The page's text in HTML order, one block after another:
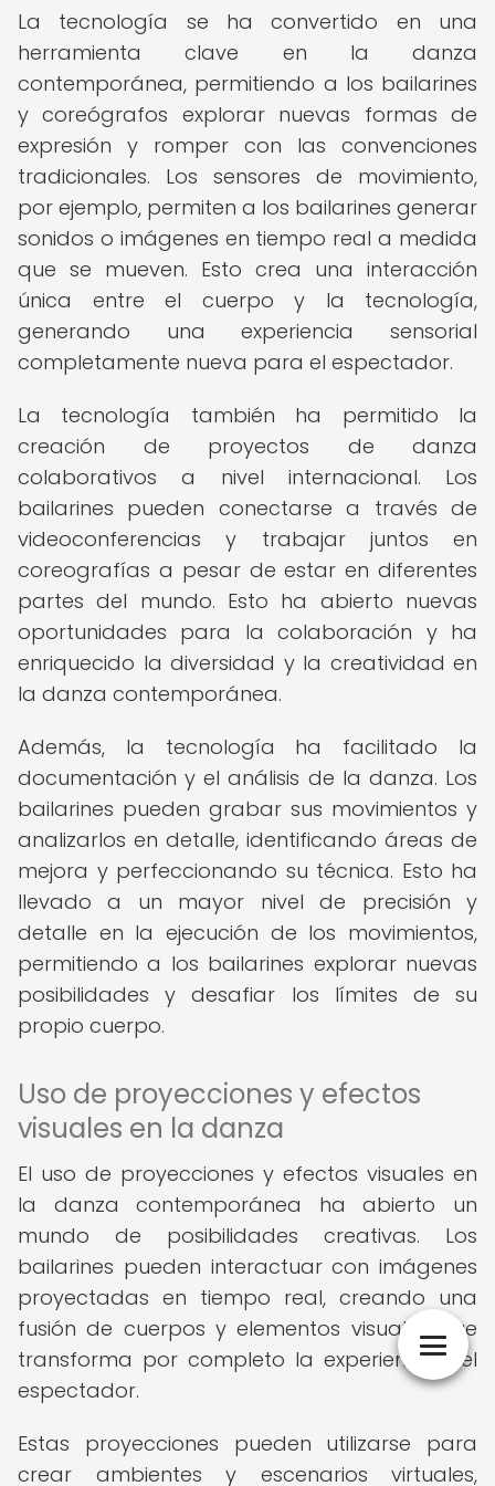
La tecnología se ha convertido en una
herramienta clave en la danza
contemporánea, permitiendo a los bailarines
y coreógrafos explorar nuevas formas de
expresión y romper con las convenciones
tradicionales. Los sensores de movimiento,
por ejemplo, permiten a los bailarines generar
sonidos o imágenes en tiempo real a medida
que se mueven. Esto crea una interacción
única entre el cuerpo y la tecnología,
generando una experiencia sensorial
completamente nueva para el espectador.
La tecnología también ha permitido la
creación de proyectos de danza
colaborativos a nivel internacional. Los
bailarines pueden conectarse a través de
videoconferencias y trabajar juntos en
coreografías a pesar de estar en diferentes
partes del mundo. Esto ha abierto nuevas
oportunidades para la colaboración y ha
enriquecido la diversidad y la creatividad en
la danza contemporánea.
Además, la tecnología ha facilitado la
documentación y el análisis de la danza. Los
bailarines pueden grabar sus movimientos y
analizarlos en detalle, identificando áreas de
mejora y perfeccionando su técnica. Esto ha
llevado a un mayor nivel de precisión y
detalle en la ejecución de los movimientos,
permitiendo a los bailarines explorar nuevas
posibilidades y desafiar los límites de su
propio cuerpo.
Uso de proyecciones y efectos
visuales en la danza
El uso de proyecciones y efectos visuales en
la danza contemporánea ha abierto un
mundo de posibilidades creativas. Los
bailarines pueden interactuar con imágenes
proyectadas en tiempo real, creando una
fusión de cuerpos y elementos visuales que
transforma por completo la experiencia del
espectador.
Estas proyecciones pueden utilizarse para
crear ambientes y escenarios virtuales,